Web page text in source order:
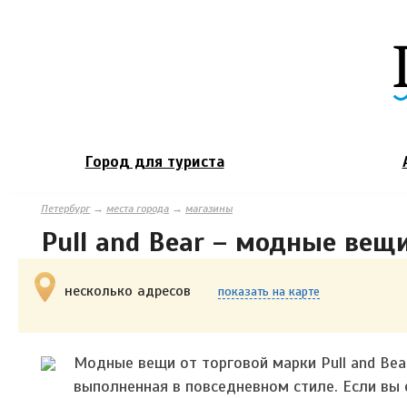
Город для туриста
Петербург→ места города → магазины
Pull and Bear – модные
несколько адресов показать на карте
Модные вещи от торговой марки Pull and
выполненная в повседневном стиле. Если вы